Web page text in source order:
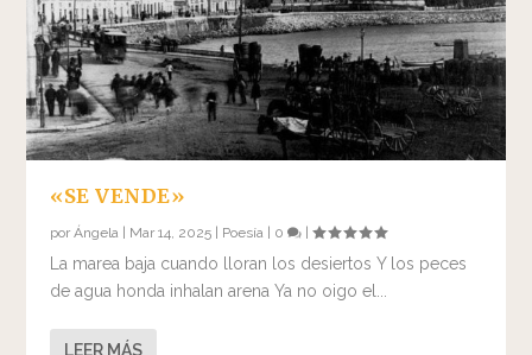
«SE VENDE»
porÁngela | Mar 14, 2025 | Poesía | 0 |
La marea baja cuando lloran los desiertos Y los peces
de agua honda inhalan arena Ya no oigo el...
LEER MÁS